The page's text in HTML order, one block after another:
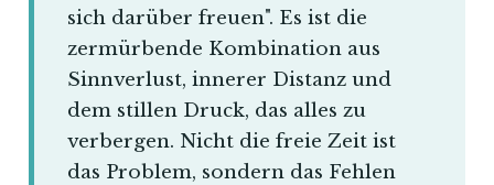
sich darüber freuen". Es ist die
zermürbende Kombination aus
Sinnverlust, innerer Distanz und
dem stillen Druck, das alles zu
verbergen. Nicht die freie Zeit ist
das Problem, sondern das Fehlen